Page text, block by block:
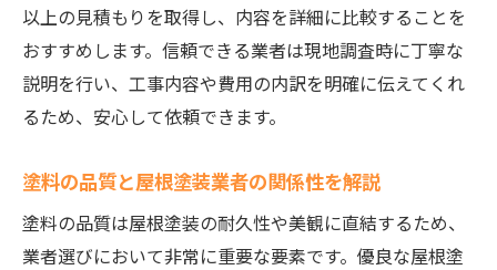
以上の見積もりを取得し、内容を詳細に比較することを
おすすめします。信頼できる業者は現地調査時に丁寧な
説明を行い、工事内容や費用の内訳を明確に伝えてくれ
るため、安心して依頼できます。
塗料の品質と屋根塗装業者の関係性を解説
塗料の品質は屋根塗装の耐久性や美観に直結するため、
業者選びにおいて非常に重要な要素です。優良な屋根塗